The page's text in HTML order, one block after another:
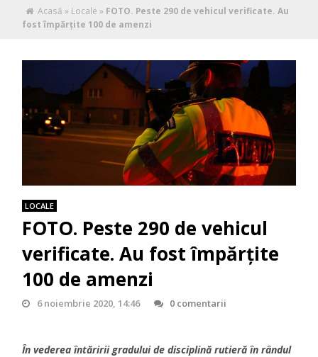
Acasă » Locale » FOTO. Peste 290 de vehicul verificate. Au
fost împărțite 100 de amenzi
LOCALE
FOTO. Peste 290 de vehicul
verificate. Au fost împărțite
100 de amenzi
6 noiembrie 2020, 14:46 0 comentarii
În vederea întăririi gradului de disciplină rutieră în rândul